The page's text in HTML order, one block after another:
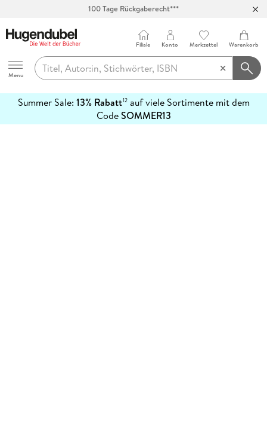
100 Tage Rückgaberecht***
Hugendubel
Menu
Filiale Konto Merkzettel Warenkorb
Summer Sale: 13% Rabatt12auf viele Sortimente mit dem
CodeSOMMER13
erfahren